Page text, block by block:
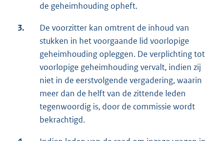
de geheimhouding opheft.
3.
De voorzitter kan omtrent de inhoud van
stukken in het voorgaande lid voorlopige
geheimhouding opleggen. De verplichting tot
voorlopige geheimhouding vervalt, indien zij
niet in de eerstvolgende vergadering, waarin
meer dan de helft van de zittende leden
tegenwoordig is, door de commissie wordt
bekrachtigd.